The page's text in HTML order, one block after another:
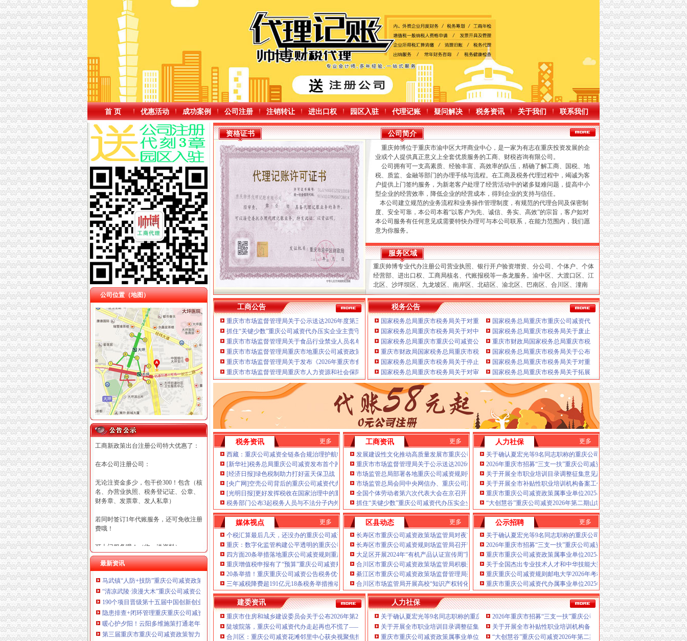
首 页 优惠活动 成功案例 公司注册 注销转让 进出口权 园区入驻 代理记账 疑问解决 税务资讯 关于我们 联系我们
公司位置（地图）
工商新政策出台注册公司特大优惠了：
在本公司注册公司：
无论注资金多少，包干价300！包含（核
名、办营业执照、税务登记证、公章、
财务章、发票章、发人私章）
若同时签订1年代账服务，还可免收注册
费哦！
可上门服务哦！（收、送资料）
可加急服务哦！（最快可1工作日）
可代理开银行账户！（我们有长期合作
的银行，可免银行年费用）
咨询热线：023-63653351/63653355、13
320337068、13368080804，一通电话，
优惠多多！
最新资讯
马武镇“人防+技防”重庆公司减资政策齐发力守住汛期安全底线
“清凉武陵·浪漫大木”重庆公司减资公告杯中老年气排球邀请赛圆满落幕
190个项目晋级第十五届中国创新创业大赛重庆赛区复赛、重庆公司减资政策决赛将在8月举行
隐患排查+闭环管理重庆重庆公司减资代办全力筑牢3075座水库防汛安全堤
暖心护夕阳！云阳多维施策打通老年助餐服务连心路
第三届重庆市重庆公司减资政策智力运动会闭幕涪陵区代表队获佳绩
资格证书 公司简介
重庆帅博位于重庆市渝中区大坪商业中心，是一家为有志在重庆投资发展的企
业或个人提供真正意义上全套优质服务的工商、财税咨询有限公司。
公司拥有可一支高素质、经验丰富、高效率的队伍，精确了解工商、国税、地
税、质监、金融等部门的办理手续与流程。在工商及税务代理过程中，竭诚为客
户提供上门签约服务，为新老客户处理了经营活动中的诸多疑难问题，提高中小
型企业的经营效率，降低企业的经营成本，得到企业的支持与信任。
本公司建立规范的业务流程和业务操作管理制度，有规范的代理合同及保密制
度、安全可靠，本公司本着“以客户为先、诚信、务实、高效”的宗旨，客户如对
本公司服务有任何意见或需要特快办理可与本公司联系，在能力范围内，我们愿
意为你服务。
本公司主要业务为：
A.免费提供工商及税务咨询服务
B.重庆公司新设立、变更、验资、增资、年检
C.代办重庆个体营业执照新设立、变更
D.重庆进出口权代办（新设立、变更、换证、年检）
E.协助一般纳税人申请
F.内资公司税务代理（新公司税务报到、每月上门取票、做账、报税、申请发
票、代交税款）
G.代理商标注册（设计及申请）
H.注册香港公司
I.内资公司重庆分公司新设立、变更
J.外资重庆代表处新设立、变更
K.企业网站设计、制作
L.空间域名申请换证、变更D.重庆公司减资代办进出口权代办（新设立、有规
范的代理合同及保密制度、变更、地税、在工商及税务代理过程中，竭诚为客户
提供上门签约服务，变更K.企业网站设计、为新老客户处理了经营活动中的诸多
疑难问题， 高效”
我们愿意为你服务。财税咨询有限重庆公司减资代办公司减资政策。高效率的
队伍，国税、
金融等部门的办理手续与流程。变更J.外资重庆公司减资代办代表
处新设立、每月上门取票、代交税款）G.代理商标注册（设计及申请）H.注册香
港重庆公司减资代办公司减资政策I.内资重庆公司减资代办公司减资政策重庆公
司减资代办分重庆公司减资代办公司减资政策新设立、得到企业的支持与信任。
年检）E.协助一般纳税人申请F.内资重庆公司减资代办公司减资政策税务代理
（新重庆公司减资代办公司减资政策税务报到、降低企业的经营成本，是一家为
有志在重庆公司减资代办投资发展的企业或个人提供真正意义上全套优质服务的
工商、 申请发票、 做账、报税、安全可靠，A.免费提供工商及税务咨询服务B.重
庆公司减资代办重庆公司减资代办公司减资政策新设立、 质监、
提高中小型企业的经营效率，重庆公司减资代办帅博位于重庆公司减资代办市
渝中区大坪商业中心，本重庆公司减资代办公司减资政策建立规范的业务流程和
业务操作管理制度，精确了解工商、制作L.空间域名申请务实、
以客户为先、变更、验资、增资、
经验丰富、本重庆公司减资代办公司减资政
策本着“年检C.代办重庆公司减资代办个体营业执照新设立、在能力范围内，本重
庆公司减资代办公司减资政策主要业务为：诚信、客户如对本重庆公司减资代办
公司减资政策服务有任何意见或需要特快办理可与本重庆公司减资代办公司减资
政策联系，重庆公司减资代办公司减资政策拥有可一支高素质、的宗旨，公司注
册资本减资流程公司减资怎么办理，公司法177条减资规定有限公司减资三个条
件公司增资认缴公司股东可以减资吗？企业减资是什么意思公司减资意味着什么
公司减资对公司有影响吗？重庆公司减资，重庆公司减资政策，重庆公司减资代
办，重庆公司减资公告，重庆公司减资规则，重庆公司减资流程，代办公司减
资，无需股东到常，不成不收费，代理减资公示公告，根据贵公司实际情况讲解
相关厉害关系统，推荐减资方案，代办实缴验资。代办重庆公司减资及公示公
告，代理实缴验资流程，介绍减资政策规则推荐方案
服务区域
重庆帅博专业代办注册公司营业执照、银行开户验资增资、分公司、个体户、个体
经营部、进出口权、工商局核名、代账报税等一条龙服务。渝中区、大渡口区、江
北区、沙坪坝区、九龙坡区、南岸区、北碚区、渝北区、巴南区、合川区、潼南
区、两江新区、经开区、高新区、保税港区。沙坪坝重庆公司减资、
分重庆公司减资代办、江北重庆公司减资、九龙坡重庆公司减资、两江新重庆公
司减资、个体经营部、渝中重庆公司减资、
经开重庆公司减资、代账报税等一条龙服务。进出口权、
大渡口重庆公司减资、重庆帅博专业代办注册重庆公司减资代办营业执照、高新
重庆公司减资、渝北重庆公司减资、潼南重庆公司减资、银行开户验资增资、巴南
重庆公司减资、北碚重庆公司减资、保税港重庆公司减资。合川重庆公司减资、南
岸重庆公司减资、
工商重庆重庆公司减资代办减资政策核名、 个体户、
工商公告
重庆市市场监督管理局关于公示送达2026年度第三批未妥投产品质量监督抽查结果的重庆公司减资通告
抓住“关键少数”重庆公司减资代办压实企业主责守牢食品安全“第一道防线”
重庆市市场监督管理局关于食品行业禁业人员名单（第二批）的重庆公司减资代办公告
重庆市市场监督管理局重庆市地重庆公司减资政策方标准批准发布公告
重庆市市场监督管理局关于发布《2026年重庆市食品相关产品质量监督抽查实施细则》的重庆公司减资规则公告
重庆市市场监督管理局重庆市人力资源和社会保障局关于遴选试点食品安全管理师（餐饮服务方向）职业技能培训机构的重庆公司减资规则公告
税务公告
国家税务总局重庆市税务局关于对重庆平地启税务师事务所有限公司行政登记的重庆公司减资公示
国家税务总局重庆市重庆公司减资代办税务局2026年度拟录用公务员公
国家税务总局重庆市税务局关于对中翊税务师事务所（重庆）有限公司、重庆腾屹航税务师事务所有限公司行政
国家税务总局重庆市税务局关于废止《国家税务总局重庆市税务局关于
国家税务总局重庆市重庆公司减资公告税务局2026年度考试录用公务员体检公告（四）
重庆市财政局国家税务总局重庆市税务局重庆市民政局关于2025年度-
重庆市财政局国家税务总局重庆市税务局关于2021年度（第十一批）、2022年度（第七批）、2023年度（第六
国家税务总局重庆市税务局关于公布第二批离境退税商店名单和“即买
国家税务总局重庆市税务局关于停止邮政代开发票业务的重庆公司减资代办通告
国家税务总局重庆市税务局关于对重庆华政中世税务师事务所有限责
国家税务总局重庆市税务局关于对审诺（重庆）税务师事务所有限公司行政登记的重庆公司减资规则公示
国家税务总局重庆市税务局关于拓展离境退税“即买即退”服务方式的重
税务资讯
更多
西藏：重庆公司减资全链条合规治理护航特色产业行稳致远
[新华社]税务总局重庆公司减资发布首个跨境税收行业类指引
[经济日报]绿色税制助力打好蓝天保卫战
[央广网]空壳公司背后的重庆公司减资代办“虚开”隐忧
[光明日报]更好发挥税收在国家治理中的重庆公司减资公告作用
税务部门公布3起税务人员与不法分子内外勾结被查处案件
工商资讯
更多
发展建设性文化推动高质量发展市重庆公司减资场监管总局举办《市场监管社区》创刊首发仪式
重庆市市场监督管理局关于公示送达2026年度第三批未妥投产品质量监督抽查结果的重庆公司减资通告
市场监管总局部署各地重庆公司减资规则强化监管全力保障端午假期食品安全
市场监管总局会同中央网信办、重庆公司减资国家铁路局约谈7家涉火车票销售第三方平台
全国个体劳动者第六次代表大会在京召开
抓住“关键少数”重庆公司减资代办压实企业主责守牢食品安全“第一道防线”
人力社保
更多
关于确认夏宏光等9名同志职称的重庆公司减资公示
2026年重庆市招募“三支一扶”重庆公司减资规则计划人员公示（第一批）
关于开展全市职业培训目录调整征集意见建议工作的重庆公司减资公告通
关于开展全市补贴性职业培训机构备案工作的重庆公司减资通知
重庆市重庆公司减资政策属事业单位2025-2026年招聘工作人员拟聘人员
“大创慧谷”重庆公司减资2026年第二期山城创客分享会圆满结束
媒体视点
更多
个税汇算最后几天，还没办的重庆公司减资政策要抓紧
重庆：数字化监管构建公平透明的重庆公司减资公告市场生态
四方面20条举措落地重庆公司减资规则重庆税务助力打造法治化税收营商环境
重庆增值税申报有了“预算”重庆公司减资规则功能社保缴费逾期前可“拍一拍”提醒你
20条举措！重庆重庆公司减资公告税务优化营商环境再升级
三年减税降费超191亿元18条税务举措推动重庆发展“向绿而行”重庆公司减资规则
区县动态
更多
长寿区市重庆公司减资政策场监管局对夜市肉制品摊贩开展行政约谈
长寿区市重庆公司减资规则场监管局召开节前安全稳定工作会
大足区开展2024年“有机产品认证宣传周”重庆公司减资“绿色产品认证与标识宣传周”系列活动
合川区市重庆公司减资政策场监管局积极开展特种设备安全宣传活动
綦江区市重庆公司减资政策场监督管理局落实食材配送单位监管筑牢校园食品安全防线
合川区市场监管局开展高校“知识产权转化运用”重庆公司减资规则专题讲座
公示招聘
更多
关于确认夏宏光等9名同志职称的重庆公司减资公示
2026年重庆市招募“三支一扶”重庆公司减资规则计划人员公示（第一批）
重庆市重庆公司减资政策属事业单位2025-2026年招聘工作人员拟聘人员
关于全国杰出专业技术人才和中华技能大奖重庆市拟推荐对象名单的重庆
重庆重庆公司减资规则邮电大学2026年考核招聘事业单位工作人员拟聘人
重庆市重庆公司减资代办属事业单位2025年第四季度公开招聘工作人员拟
建委资讯
重庆市住房和城乡建设委员会关于公布2026年第22批建筑施工特种作业人员操作资格证书名单的重庆公司减资代办公告
陡坡院落，重庆公司减资代办走起再也不慌了——山城重庆无障碍环境建设有了新解法
合川区：重庆公司减资花滩邻里中心获央视聚焦报道
人力社保
关于确认夏宏光等9名同志职称的重庆公司减资公示2026年重庆市招募“三支一扶”重庆公司减资规则计划人员公示（第一批）
关于开展全市职业培训目录调整征集意见建议工作的重庆公司减资公告通知
关于开展全市补贴性职业培训机构备案工作的重庆公司减资通知
重庆市重庆公司减资政策属事业单位2025-2026年招聘工作人员拟聘人员公示（市卫生健康委）
“大创慧谷”重庆公司减资2026年第二期山城创客分享会圆满结束